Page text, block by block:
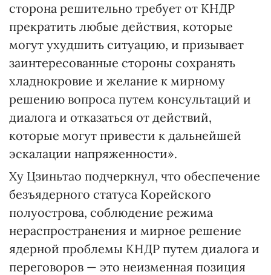
сторона решительно требует от КНДР
прекратить любые действия, которые
могут ухудшить ситуацию, и призывает
заинтересованные стороны сохранять
хладнокровие и желание к мирному
решению вопроса путем консультаций и
диалога и отказаться от действий,
которые могут привести к дальнейшей
эскалации напряженности».
Ху Цзиньтао подчеркнул, что обеспечение
безъядерного статуса Корейского
полуострова, соблюдение режима
нераспространения и мирное решение
ядерной проблемы КНДР путем диалога и
переговоров — это неизменная позиция